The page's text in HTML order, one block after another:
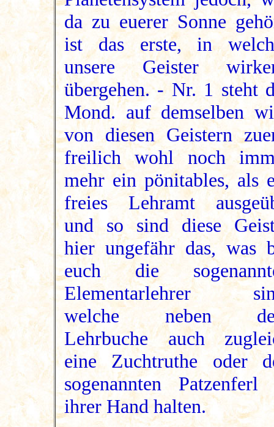
da zu euerer Sonne
ist das erste, in
unsere Geister
übergehen. - Nr. 1 steht
Mond. auf demselben
von diesen Geistern
freilich wohl noch
mehr ein pönitables, als
freies Lehramt
und so sind diese
hier ungefähr das, was
euch die
Elementarlehrer
welche neben
Lehrbuche auch
eine Zuchtruthe oder
sogenannten
ihrer Hand halten.